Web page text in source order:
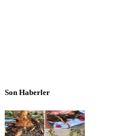
Son Haberler